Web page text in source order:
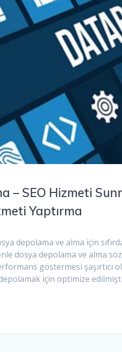
– SEO Hizmeti
Yaptırma
depolama ve alma için
dosya depolama ve alma
göstermesi şaşırtıcı
için optimize